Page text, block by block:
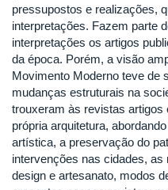
pressupostos e realizações,
interpretações. Fazem parte
interpretações os artigos
da época. Porém, a visão
Movimento Moderno teve de
mudanças estruturais na
trouxeram às revistas artigos
própria arquitetura,
artística, a preservação do
intervenções nas cidades, as
design e artesanato, modos